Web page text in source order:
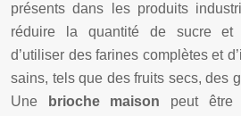
présents dans les produits
réduire la quantité de sucre et
d’utiliser des farines complètes et
sains, tels que des fruits secs, des
Une
brioche maison peut être